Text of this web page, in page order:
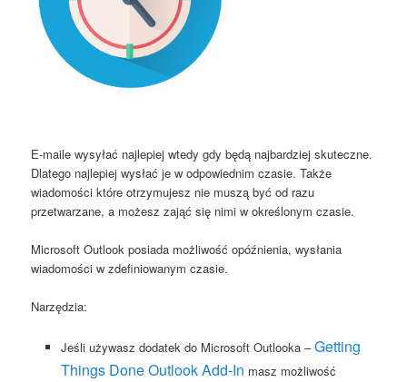
E-maile wysyłać najlepiej wtedy gdy będą najbardziej skuteczne.
Dlatego najlepiej wysłać je w odpowiednim czasie. Także
wiadomości które otrzymujesz nie muszą być od razu
przetwarzane, a możesz zająć się nimi w określonym czasie.
Microsoft Outlook posiada możliwość opóźnienia, wysłania
wiadomości w zdefiniowanym czasie.
Narzędzia:
Jeśli używasz dodatek do Microsoft Outlooka –Getting
Things Done Outlook Add-In masz możliwość